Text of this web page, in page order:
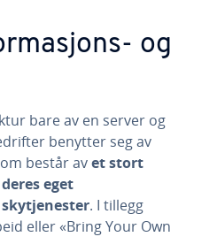
og
bare av en server og
benytter seg av
består avet stort
eget
. I tillegg
eller «Bring Your Own